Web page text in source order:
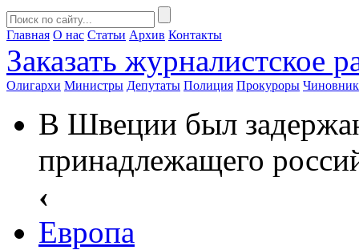
Главная О нас Статьи Архив Контакты
Заказать журналистское
Олигархи Министры Депутаты Полиция Прокуроры
В Швеции был
принадлежащего
‹
Европа